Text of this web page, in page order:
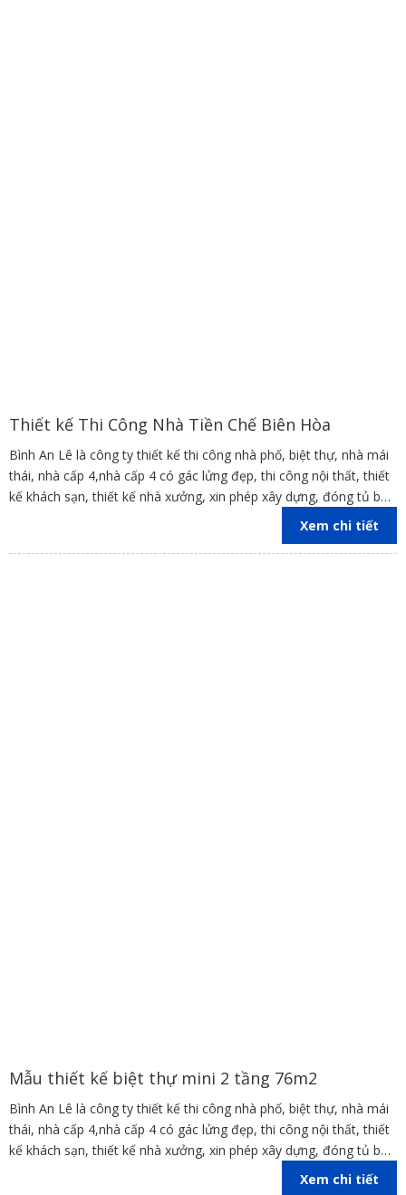
Thiết kế Thi Công Nhà Tiền Chế Biên Hòa
Bình An Lê là công ty thiết kế thi công nhà phố, biệt thự, nhà mái
thái, nhà cấp 4,nhà cấp 4 có gác lửng đẹp, thi công nội thất, thiết
kế khách sạn, thiết kế nhà xưởng, xin phép xây dựng, đóng tủ bếp
trên địa bàn các tỉnh Đồng Nai, Bình Dương, TP Hồ Chí Minh,
Xem chi tiết
Mẫu thiết kế biệt thự mini 2 tầng 76m2
Bình An Lê là công ty thiết kế thi công nhà phố, biệt thự, nhà mái
thái, nhà cấp 4,nhà cấp 4 có gác lửng đẹp, thi công nội thất, thiết
kế khách sạn, thiết kế nhà xưởng, xin phép xây dựng, đóng tủ bếp
trên địa bàn các tỉnh Đồng Nai, Bình Dương, TP Hồ Chí Minh,
Xem chi tiết